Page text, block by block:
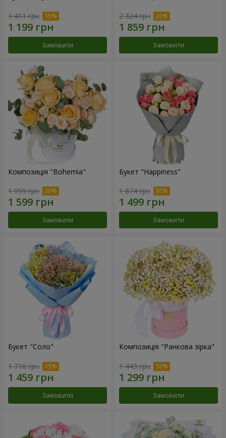
1 411 грн
Замовити
2 324 грн
Замовити
Композиція "Bohemia"
1 999 грн
Замовити
Букет "Happiness"
1 874 грн
Замовити
Букет "Соло"
1 716 грн
Замовити
Композиція "Ранкова зірка"
1 443 грн
Замовити